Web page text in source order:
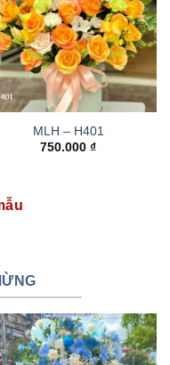
MLH – H401
750.000 ₫